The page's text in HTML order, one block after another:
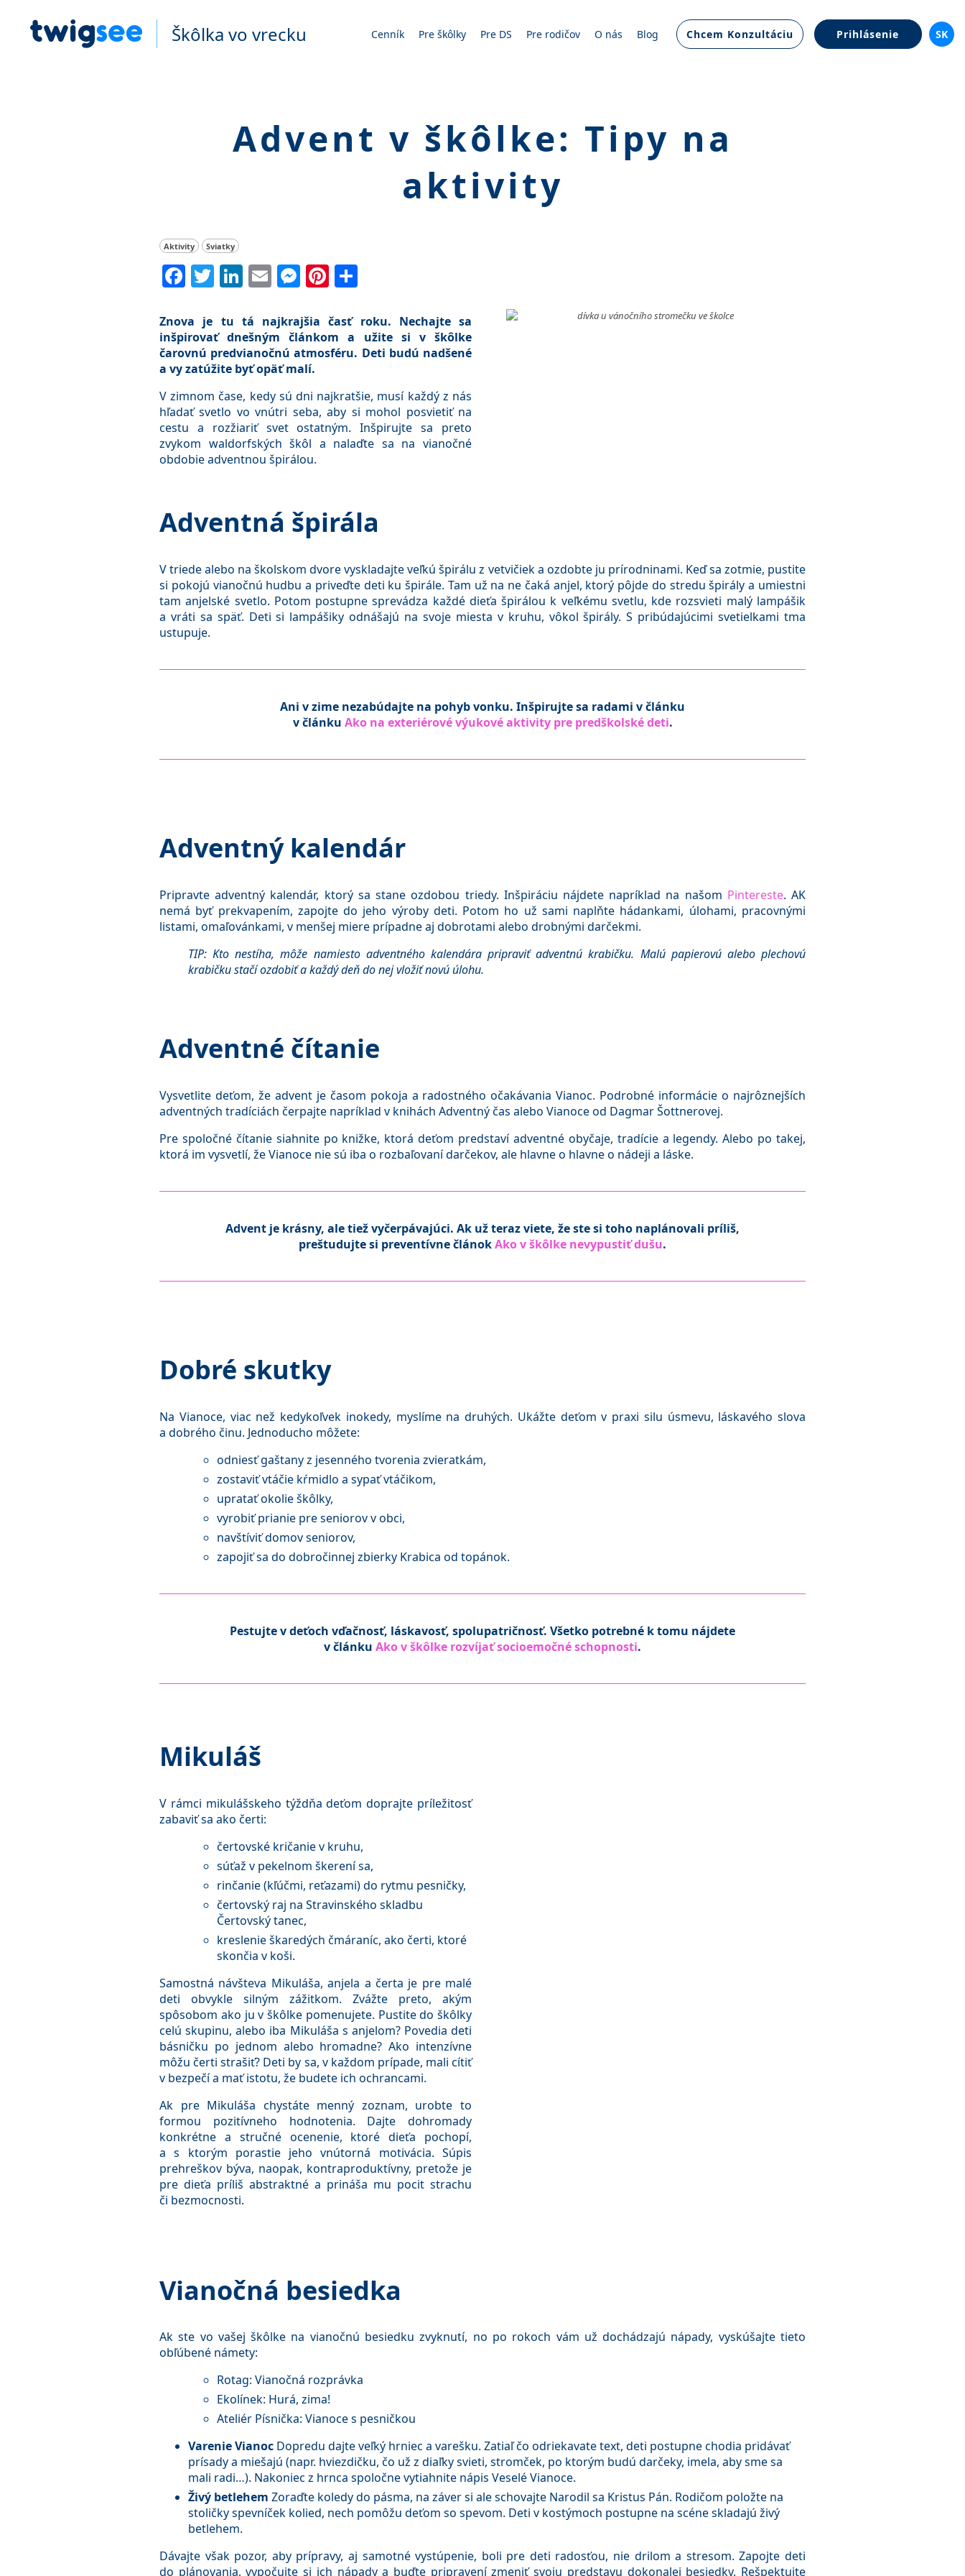
Škôlka vo vrecku Cenník Pre škôlky Pre DS Pre rodičov O nás Blog SK
Chcem Konzultáciu Prihlásenie
Advent v škôlke: Tipy na
aktivity
Aktivity Sviatky
Facebook
Twitter
LinkedIn
EmailMessenger
Pinterest
Znova je tu tá najkrajšia časť roku. Nechajte sa
inšpirovať dnešným článkom a užite si v škôlke
čarovnú predvianočnú atmosféru. Deti budú nadšené
a vy zatúžite byť opäť malí.
V zimnom čase, kedy sú dni najkratšie, musí každý z nás
hľadať svetlo vo vnútri seba, aby si mohol posvietiť na
cestu a rozžiariť svet ostatným. Inšpirujte sa preto
zvykom waldorfských škôl a nalaďte sa na vianočné
obdobie adventnou špirálou.
Adventná špirála
V triede alebo na školskom dvore vyskladajte veľkú špirálu z vetvičiek a ozdobte ju prírodninami. Keď sa zotmie, pustite
si pokojú vianočnú hudbu a priveďte deti ku špirále. Tam už na ne čaká anjel, ktorý pôjde do stredu špirály a umiestni
tam anjelské svetlo. Potom postupne sprevádza každé dieťa špirálou k veľkému svetlu, kde rozsvieti malý lampášik
a vráti sa späť. Deti si lampášiky odnášajú na svoje miesta v kruhu, vôkol špirály. S pribúdajúcimi svetielkami tma
ustupuje.
Ani v zime nezabúdajte na pohyb vonku. Inšpirujte sa radami v článku
v článku Ako na exteriérové výukové aktivity pre predškolské deti.
Adventný kalendár
Pripravte adventný kalendár, ktorý sa stane ozdobou triedy. Inšpiráciu nájdete napríklad na našom Pintereste. AK
nemá byť prekvapením, zapojte do jeho výroby deti. Potom ho už sami naplňte hádankami, úlohami, pracovnými
listami, omaľovánkami, v menšej miere prípadne aj dobrotami alebo drobnými darčekmi.
TIP: Kto nestíha, môže namiesto adventného kalendára pripraviť adventnú krabičku. Malú papierovú alebo plechovú
krabičku stačí ozdobiť a každý deň do nej vložiť novú úlohu.
Adventné čítanie
Vysvetlite deťom, že advent je časom pokoja a radostného očakávania Vianoc. Podrobné informácie o najrôznejších
adventných tradíciách čerpajte napríklad v knihách Adventný čas alebo Vianoce od Dagmar Šottnerovej.
Pre spoločné čítanie siahnite po knižke, ktorá deťom predstaví adventné obyčaje, tradície a legendy. Alebo po takej,
ktorá im vysvetlí, že Vianoce nie sú iba o rozbaľovaní darčekov, ale hlavne o hlavne o nádeji a láske.
Advent je krásny, ale tiež vyčerpávajúci. Ak už teraz viete, že ste si toho naplánovali príliš,
preštudujte si preventívne článokAko v škôlke nevypustiť dušu.
Dobré skutky
Na Vianoce, viac než kedykoľvek inokedy, myslíme na druhých. Ukážte deťom v praxi silu úsmevu, láskavého slova
a dobrého činu. Jednoducho môžete:
odniesť gaštany z jesenného tvorenia zvieratkám,
zostaviť vtáčie kŕmidlo a sypať vtáčikom,
upratať okolie škôlky,
vyrobiť prianie pre seniorov v obci,
navštíviť domov seniorov,
zapojiť sa do dobročinnej zbierky Krabica od topánok.
Pestujte v deťoch vďačnosť, láskavosť, spolupatričnosť. Všetko potrebné k tomu nájdete
v článku Ako v škôlke rozvíjať socioemočné schopnosti.
Mikuláš
V rámci mikulášskeho týždňa deťom doprajte príležitosť
zabaviť sa ako čerti:
čertovské kričanie v kruhu,
súťaž v pekelnom škerení sa,
rinčanie (kľúčmi, reťazami) do rytmu pesničky,
čertovský raj na Stravinského skladbu
Čertovský tanec,
kreslenie škaredých čmáraníc, ako čerti, ktoré
skončia v koši.
Samostná návšteva Mikuláša, anjela a čerta je pre malé
deti obvykle silným zážitkom. Zvážte preto, akým
spôsobom ako ju v škôlke pomenujete. Pustite do škôlky
celú skupinu, alebo iba Mikuláša s anjelom? Povedia deti
básničku po jednom alebo hromadne? Ako intenzívne
môžu čerti strašiť? Deti by sa, v každom prípade, mali cítiť
v bezpečí a mať istotu, že budete ich ochrancami.
Ak pre Mikuláša chystáte menný zoznam, urobte to
formou pozitívneho hodnotenia. Dajte dohromady
konkrétne a stručné ocenenie, ktoré dieťa pochopí,
a s ktorým porastie jeho vnútorná motivácia. Súpis
prehreškov býva, naopak, kontraproduktívny, pretože je
pre dieťa príliš abstraktné a prináša mu pocit strachu
či bezmocnosti.
Vianočná besiedka
Ak ste vo vašej škôlke na vianočnú besiedku zvyknutí, no po rokoch vám už dochádzajú nápady, vyskúšajte tieto
obľúbené námety:
Rotag: Vianočná rozprávka
Ekolínek: Hurá, zima!
Ateliér Písnička: Vianoce s pesničkou
Varenie Vianoc Dopredu dajte veľký hrniec a varešku. Zatiaľ čo odriekavate text, deti postupne chodia pridávať
prísady a miešajú (napr. hviezdičku, čo už z diaľky svieti, stromček, po ktorým budú darčeky, imela, aby sme sa
mali radi…). Nakoniec z hrnca spoločne vytiahnite nápis Veselé Vianoce.
Živý betlehem Zoraďte koledy do pásma, na záver si ale schovajte Narodil sa Kristus Pán. Rodičom položte na
stoličky spevníček kolied, nech pomôžu deťom so spevom. Deti v kostýmoch postupne na scéne skladajú živý
betlehem.
Dávajte však pozor, aby prípravy, aj samotné vystúpenie, boli pre deti radosťou, nie drilom a stresom. Zapojte deti
do plánovania, vypočujte si ich nápady a buďte pripravení zmeniť svoju predstavu dokonalej besiedky. Rešpektujte